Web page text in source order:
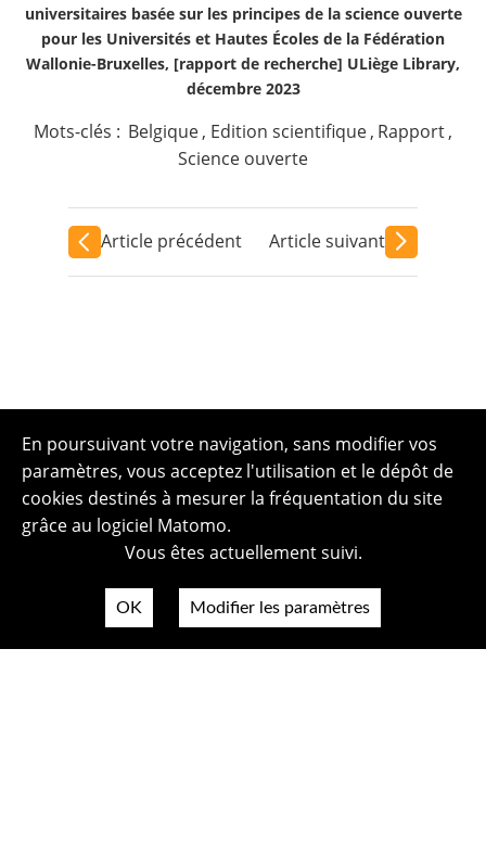
universitaires basée sur les principes de la science ouverte
pour les Universités et Hautes Écoles de la Fédération
Wallonie-Bruxelles, [rapport de recherche] ULiège Library,
décembre 2023
Mots-clés : Belgique, Edition scientifique , Rapport,
Science ouverte
Article précédent Article suivant
En poursuivant votre navigation, sans modifier vos
paramètres, vous acceptez l'utilisation et le dépôt de
cookies destinés à mesurer la fréquentation du site
grâce au logiciel Matomo.
Vous êtes actuellement suivi.
OK Modifier les paramètres